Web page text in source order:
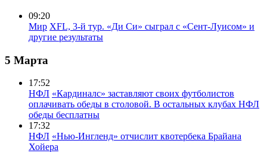
09:20
Мир XFL, 3-й тур. «Ди Си» сыграл с «Сент-Луисом» и
другие результаты
5 Марта
17:52
НФЛ «Кардиналс» заставляют своих футболистов
оплачивать обеды в столовой. В остальных клубах НФЛ
обеды бесплатны
17:32
НФЛ «Нью-Ингленд» отчислит квотербека Брайана
Хойера